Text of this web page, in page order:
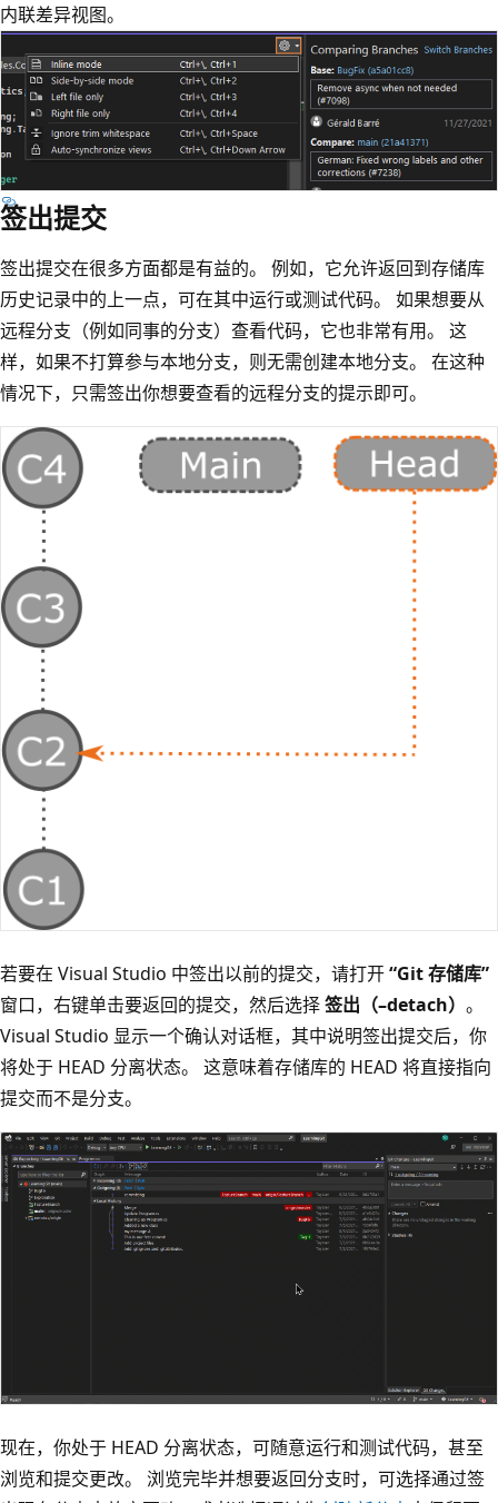
内联差异视图。
签出提交
签出提交在很多方面都是有益的。 例如，它允许返回到存储库
历史记录中的上一点，可在其中运行或测试代码。 如果想要从
远程分支（例如同事的分支）查看代码，它也非常有用。 这
样，如果不打算参与本地分支，则无需创建本地分支。 在这种
情况下，只需签出你想要查看的远程分支的提示即可。
若要在 Visual Studio 中签出以前的提交，请打开“Git 存储库”
窗口，右键单击要返回的提交，然后选择签出（–detach） 。
Visual Studio 显示一个确认对话框，其中说明签出提交后，你
将处于 HEAD 分离状态。 这意味着存储库的 HEAD 将直接指向
提交而不是分支。
现在，你处于 HEAD 分离状态，可随意运行和测试代码，甚至
浏览和提交更改。 浏览完毕并想要返回分支时，可选择通过签